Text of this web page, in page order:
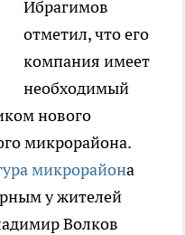
Ибрагимов
отметил, что его
компания имеет
необходимый
нового
микрорайона.
микрорайона
у жителей
Волков